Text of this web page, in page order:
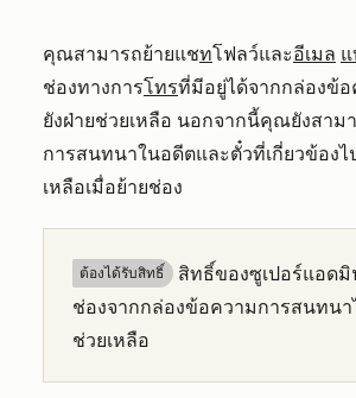
คุณสามารถย้ายแชทโฟลว์และอีเมล
ช่องทางการโทรที่มีอยู่ได้จากกล่องข้
ยังฝ่ายช่วยเหลือ นอกจากนี้คุณยังสาม
การสนทนาในอดีตและตั๋วที่เกี่ยวข้องไ
เหลือเมื่อย้ายช่อง
ต้องได้รับสิทธิ์​
สิทธิ์ของซูเปอร์แอดมิ
ช่องจากกล่องข้อความการสนทนา
ช่วยเหลือ